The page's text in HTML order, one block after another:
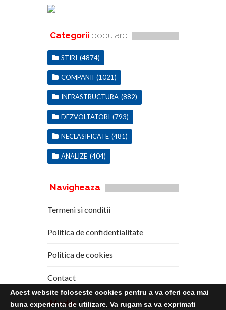
Categorii populare
STIRI (4874)
COMPANII (1021)
INFRASTRUCTURA (882)
DEZVOLTATORI (793)
NECLASIFICATE (481)
ANALIZE (404)
Navigheaza
Termeni si conditii
Politica de confidentialitate
Politica de cookies
Contact
Media Kit
Acest website foloseste cookies pentru a va oferi cea mai
buna experienta de utilizare. Va rugam sa va exprimati